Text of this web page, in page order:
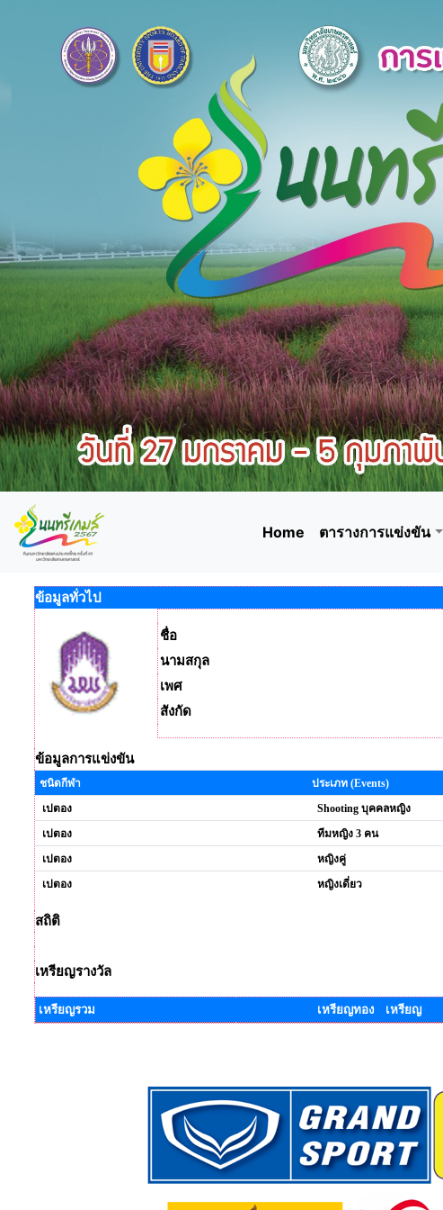
Home ตารางการแข่งขัน
ข้อมูลทั่วไป
ชื่อ
นามสกุล
เพศ
สังกัด
ข้อมูลการแข่งขัน
ชนิดกีฬา
ประเภท (Events)
เปตอง
Shooting บุคคลหญิง
เปตอง
ทีมหญิง 3 คน
เปตอง
หญิงคู่
เปตอง
หญิงเดี่ยว
สถิติ
เหรียญรางวัล
เหรียญรวม เหรียญทอง เหรียญ